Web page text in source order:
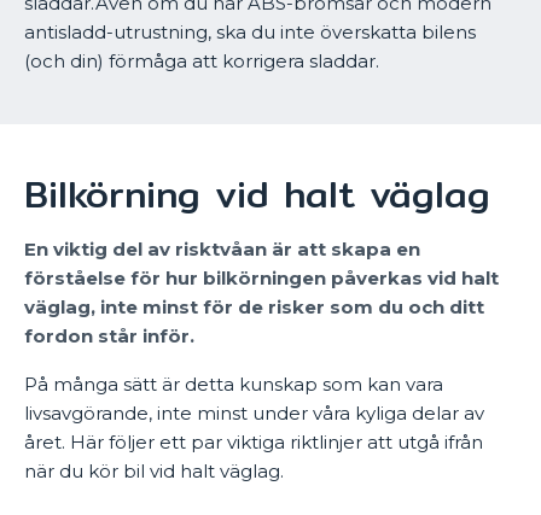
antisladd-utrustning, ska du inte överskatta bilens
(och din) förmåga att korrigera sladdar.
Bilkörning vid halt väglag
En viktig del av risktvåan är att skapa en
förståelse för hur bilkörningen påverkas vid halt
väglag, inte minst för de risker som du och ditt
fordon står inför.
På många sätt är detta kunskap som kan vara
livsavgörande, inte minst under våra kyliga delar av
året. Här följer ett par viktiga riktlinjer att utgå ifrån
när du kör bil vid halt väglag.